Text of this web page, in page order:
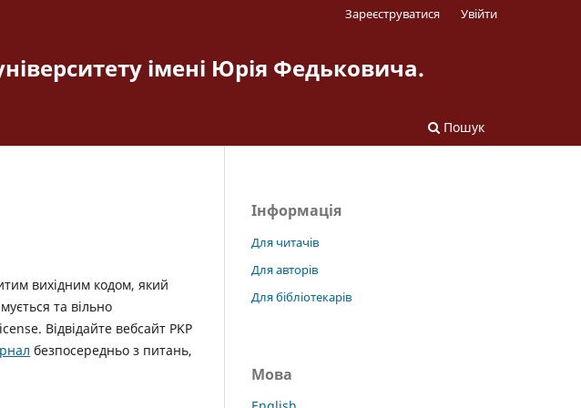
імені Юрія Федьковича.
Пошук
Зареєструватися Увійти
вихідним кодом, який
та вільно
Відвідайте вебсайт PKP
безпосередньо з питань,
Інформація
Для читачів
Для авторів
Для бібліотекарів
Мова